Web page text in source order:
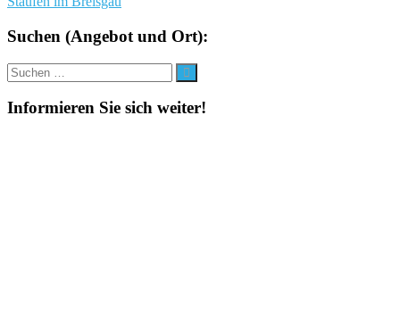
Suchen (Angebot und Ort):
Suche
nach:
Suchen
Informieren Sie sich weiter!